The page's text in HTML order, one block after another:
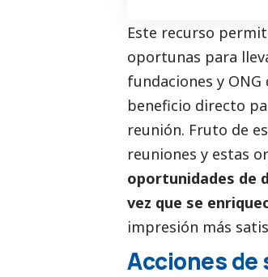
Este recurso
oportunas para
fundaciones y
beneficio directo
reunión. Fruto de
reuniones y estas
oportunidades de
vez que se
impresión más
Acciones de